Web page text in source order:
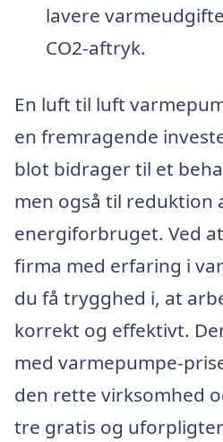
lavere
CO2-aftryk.
En luft til luft
en fremragende
blot bidrager til et
men også til reduktion
energiforbruget. Ved
firma med erfaring i
du få trygghed i, at
korrekt og effektivt.
med varmepumpe-
den rette virksomhed
tre gratis og